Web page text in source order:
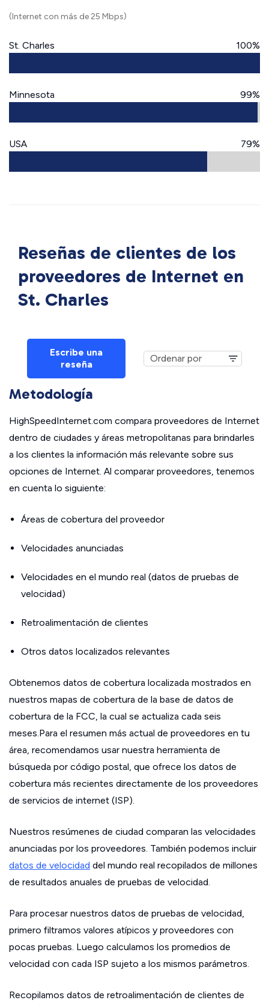
(Internet con más de 25 Mbps)
St. Charles 100%
Minnesota 99%
USA 79%
Reseñas de clientes de los
proveedores de Internet en
St. Charles
Escribe una
reseña
Metodología
HighSpeedInternet.com compara proveedores de Internet
dentro de ciudades y áreas metropolitanas para brindarles
a los clientes la información más relevante sobre sus
opciones de Internet. Al comparar proveedores, tenemos
en cuenta lo siguiente:
Áreas de cobertura del proveedor
Velocidades anunciadas
Velocidades en el mundo real (datos de pruebas de
velocidad)
Retroalimentación de clientes
Otros datos localizados relevantes
Obtenemos datos de cobertura localizada mostrados en
nuestros mapas de cobertura de la base de datos de
cobertura de la FCC, la cual se actualiza cada seis
meses.Para el resumen más actual de proveedores en tu
área, recomendamos usar nuestra herramienta de
búsqueda por código postal, que ofrece los datos de
cobertura más recientes directamente de los proveedores
de servicios de internet (ISP).
Nuestros resúmenes de ciudad comparan las velocidades
anunciadas por los proveedores. También podemos incluir
datos de velocidad del mundo real recopilados de millones
de resultados anuales de pruebas de velocidad.
Para procesar nuestros datos de pruebas de velocidad,
primero filtramos valores atípicos y proveedores con
pocas pruebas. Luego calculamos los promedios de
velocidad con cada ISP sujeto a los mismos parámetros.
Recopilamos datos de retroalimentación de clientes de